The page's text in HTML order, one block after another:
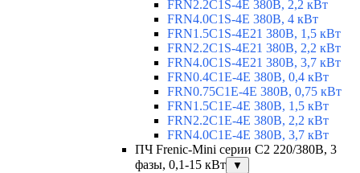
FRN2.2C1S-4E 380В, 2,2 кВт
FRN4.0C1S-4E 380В, 4 кВт
FRN1.5C1S-4E21 380В, 1,5 кВт
FRN2.2C1S-4E21 380В, 2,2 кВт
FRN4.0C1S-4E21 380В, 3,7 кВт
FRN0.4C1E-4E 380В, 0,4 кВт
FRN0.75C1E-4E 380В, 0,75 кВт
FRN1.5C1E-4E 380В, 1,5 кВт
FRN2.2C1E-4E 380В, 2,2 кВт
FRN4.0C1E-4E 380В, 3,7 кВт
ПЧ Frenic-Mini серии С2 220/380В, 3
фазы, 0,1-15 кВт
▼